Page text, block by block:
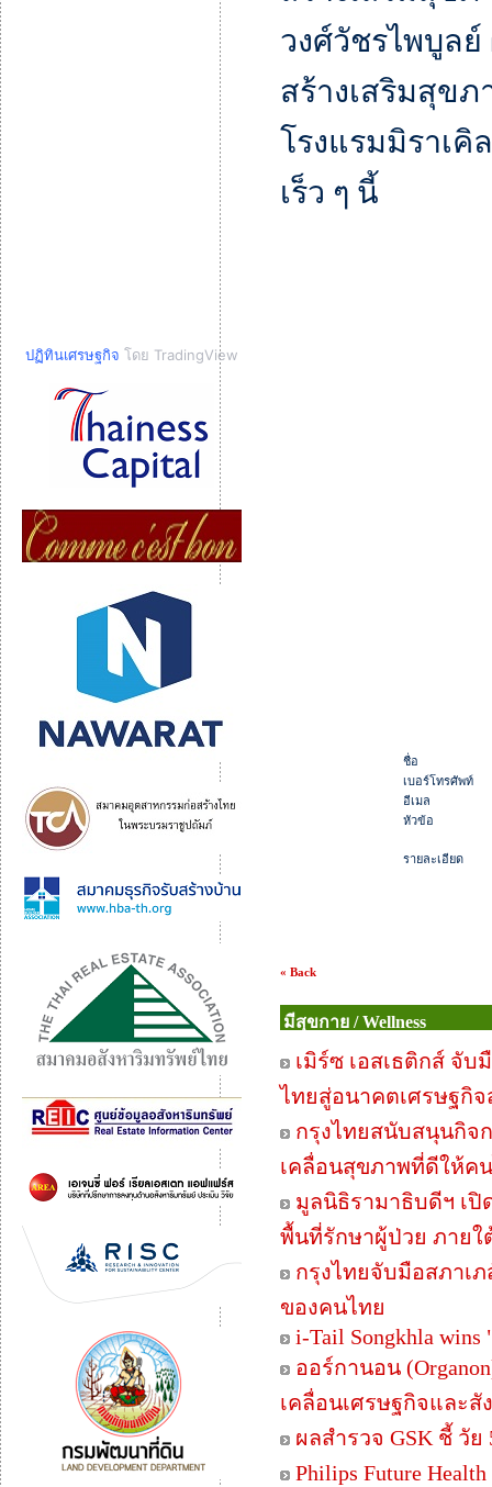
ปฏิทินเศรษฐกิจ โดย TradingView
วงศ์วัชรไพบูล
สร้างเสริมสุข
โรงแรมมิราเ
เร็ว ๆ นี้
ชื่อ
เบอร์โทรศัพท์
อีเมล
หัวข้อ
รายละเอียด
« Back
มีสุขกาย / Wellness
เมิร์ซ เอสเธติกส์ จับ
ไทยสู่อนาคตเศรษฐกิ
กรุงไทยสนับสนุนกิจ
เคลื่อนสุขภาพที่ดีให้ค
มูลนิธิรามาธิบดีฯ เ
พื้นที่รักษาผู้ป่วย ภายใ
กรุงไทยจับมือสภาเ
ของคนไทย
i-Tail Songkhla wins
ออร์กานอน
เคลื่อนเศรษฐกิจและสั
ผลสำรวจ GSK ชี้ วั
Philips Future